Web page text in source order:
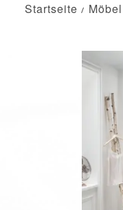
Startseite Möbel